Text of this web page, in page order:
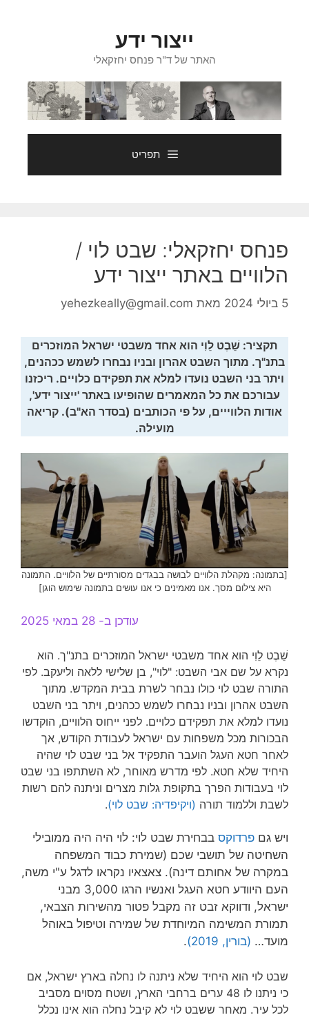
ייצור ידע
האתר של ד"ר פנחס יחזקאלי
תפריט
פנחס יחזקאלי: שבט לוי /
הלוויים באתר ייצור ידע
5 ביולי 2024 מאת yehezkeally@gmail.com
תקציר: שֵׁבֶט לֵוִי הוא אחד משבטי ישראל המוזכרים
בתנ"ך. מתוך השבט אהרון ובניו נבחרו לשמש ככהנים,
ויתר בני השבט נועדו למלא את תפקידם כלויים. ריכזנו
עבורכם את כל המאמרים שהופיעו באתר 'ייצור ידע',
אודות הלווייים, על פי הכותבים (בסדר הא"ב). קריאה
מועילה.
[בתמונה: מקהלת הלוויים לבושה בבגדים מסורתיים של הלוויים. התמונה
היא צילום מסך. אנו מאמינים כי אנו עושים בתמונה שימוש הוגן]
עודכן ב- 28 במאי 2025
שֵׁבֶט לֵוִי הוא אחד משבטי ישראל המוזכרים בתנ"ך. הוא
נקרא על שם אבי השבט: "לוי", בן שלישי ללאה וליעקב. לפי
התורה שבט לוי כולו נבחר לשרת בבית המקדש. מתוך
השבט אהרון ובניו נבחרו לשמש ככהנים, ויתר בני השבט
נועדו למלא את תפקידם כלויים. לפני ייחוס הלוויים, הוקדשו
הבכורות מכל משפחות עם ישראל לעבודת הקודש, אך
לאחר חטא העגל הועבר התפקיד אל בני שבט לוי שהיה
היחיד שלא חטא. לפי מדרש מאוחר, לא השתתפו בני שבט
לוי בעבודות הפרך בתקופת גלות מצרים וניתנה להם רשות
לשבת וללמוד תורה (ויקיפדיה: שבט לוי).
ויש גם פרדוקס בבחירת שבט לוי: לוי היה היה ממובילי
השחיטה של תושבי שכם (שמירת כבוד המשפחה
במקרה של אחותם דינה). צאצאיו נקראו לדגל ע"י משה,
העם היוודע חטא העגל ואנשיו הרגו 3,000 מבני
ישראל, ודווקא זבט זה מקבל פטור מהשירות הצבאי,
תמורת המשימה המיוחדת של שמירה וטיפול באוהל
מועד… (בורין, 2019) .
שבט לוי הוא היחיד שלא ניתנה לו נחלה בארץ ישראל, אם
כי ניתנו לו 48 ערים ברחבי הארץ, ושטח מסוים מסביב
לכל עיר. מאחר ששבט לוי לא קיבל נחלה הוא אינו נכלל